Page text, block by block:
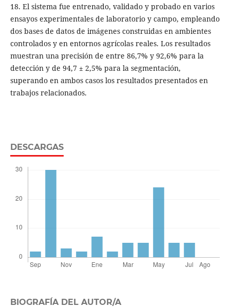
18. El sistema fue entrenado, validado y probado en varios
ensayos experimentales de laboratorio y campo, empleando
dos bases de datos de imágenes construidas en ambientes
controlados y en entornos agrícolas reales. Los resultados
muestran una precisión de entre 86,7% y 92,6% para la
detección y de 94,7 ± 2,5% para la segmentación,
superando en ambos casos los resultados presentados en
trabajos relacionados.
DESCARGAS
BIOGRAFÍA DEL AUTOR/A